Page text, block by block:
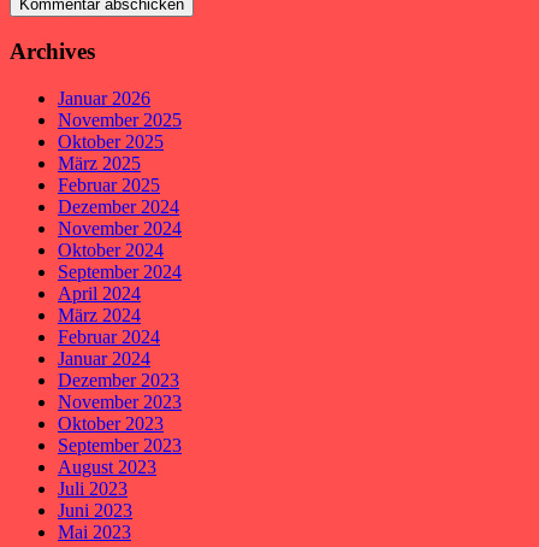
Archives
Januar 2026
November 2025
Oktober 2025
März 2025
Februar 2025
Dezember 2024
November 2024
Oktober 2024
September 2024
April 2024
März 2024
Februar 2024
Januar 2024
Dezember 2023
November 2023
Oktober 2023
September 2023
August 2023
Juli 2023
Juni 2023
Mai 2023